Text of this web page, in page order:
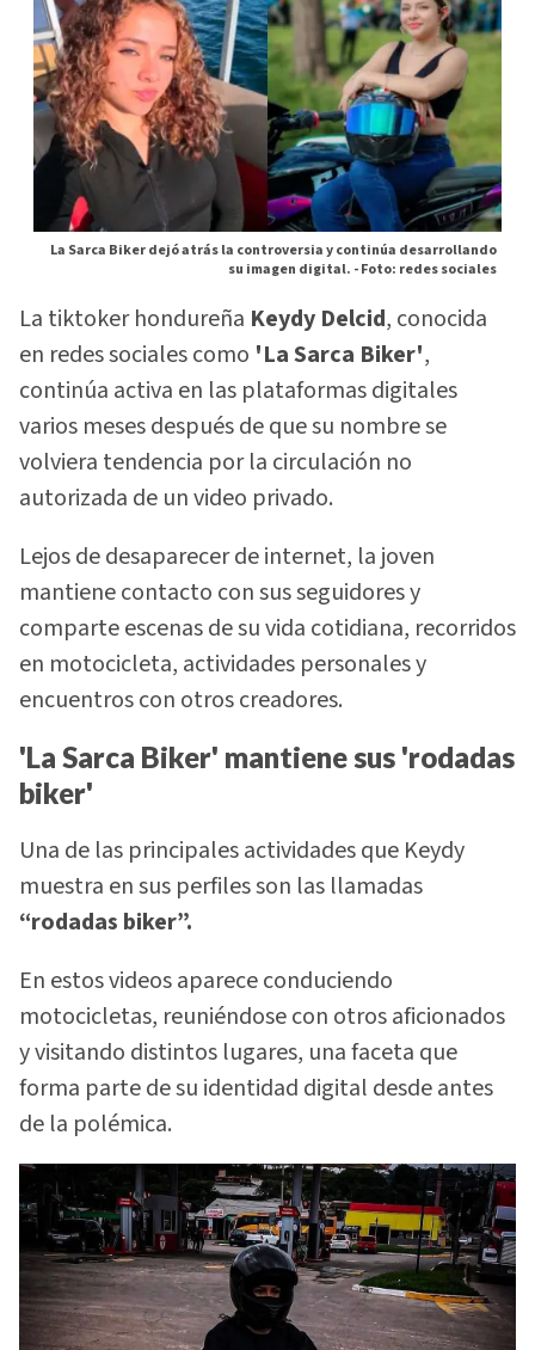
La Sarca Biker dejó atrás la controversia y continúa desarrollando
su imagen digital. -Foto: redes sociales
La tiktoker hondureña Keydy Delcid, conocida
en redes sociales como 'La Sarca Biker',
continúa activa en las plataformas digitales
varios meses después de que su nombre se
volviera tendencia por la circulación no
autorizada de un video privado.
Lejos de desaparecer de internet, la joven
mantiene contacto con sus seguidores y
comparte escenas de su vida cotidiana, recorridos
en motocicleta, actividades personales y
encuentros con otros creadores.
'La Sarca Biker' mantiene sus 'rodadas
biker'
Una de las principales actividades que Keydy
muestra en sus perfiles son las llamadas
“rodadas biker”.
En estos videos aparece conduciendo
motocicletas, reuniéndose con otros aficionados
y visitando distintos lugares, una faceta que
forma parte de su identidad digital desde antes
de la polémica.